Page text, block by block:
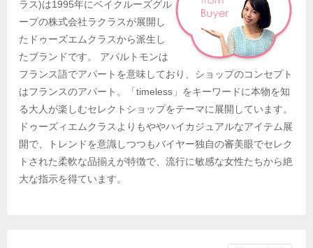
ラス)は1995年にベイクルーズグル
ープの株式会社ラクラスが展開し
たドゥーズエムクラスから派生し
たブランドです。 アパルトモンは
フランス語でアパートを意味しており、ショップのコンセプト
はフランスのアパート。「timeless」をキーワードに本物を知
る大人が楽しむセレクトショップをテーマに展開しています。
ドゥーズィエムクラスよりもややハイカジュアルなアイテム展
開で、トレンドを意識しつつもバイヤー独自の審美眼でセレク
トされた柔軟な品揃えが特徴で、流行に敏感な女性たちから絶
大な指示を得ています。